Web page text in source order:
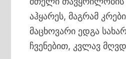
აჰყარეს, მაგრამ
მაცხოვარი ედგა
ჩვენებით, კვლავ